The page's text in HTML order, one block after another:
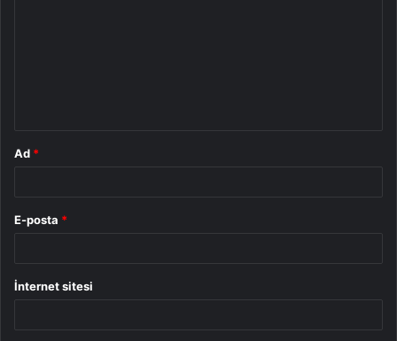
Ad *
E-posta *
İnternet sitesi